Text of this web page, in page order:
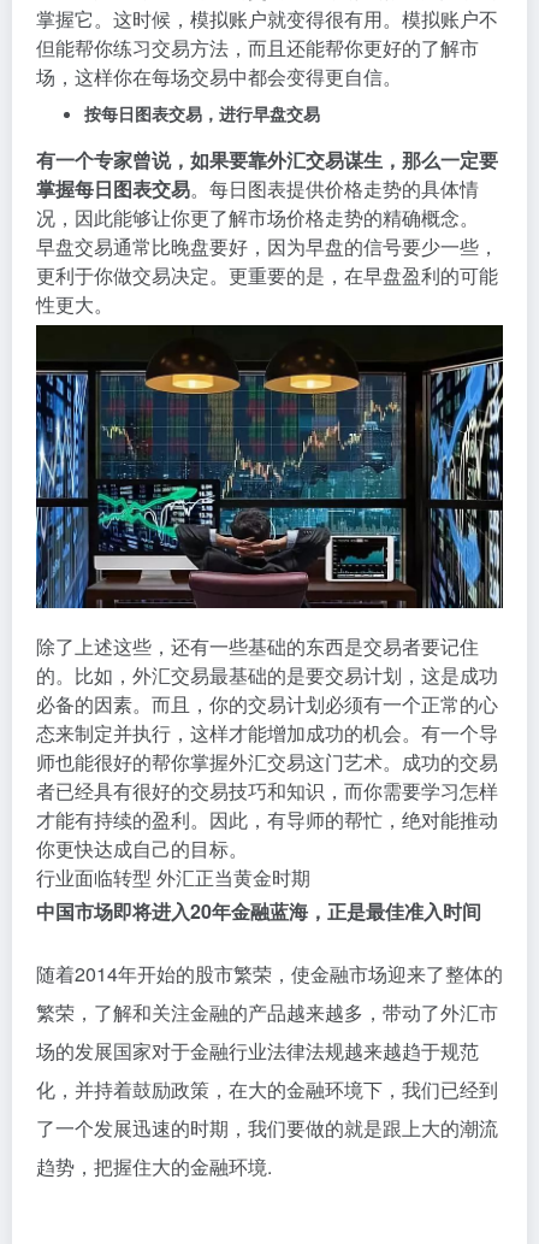
掌握它。这时候，模拟账户就变得很有用。模拟账户不
但能帮你练习交易方法，而且还能帮你更好的了解市
场，这样你在每场交易中都会变得更自信。
按每日图表交易，进行早盘交易
有一个专家曾说，如果要靠外汇交易谋生，那么一定要
掌握每日图表交易。每日图表提供价格走势的具体情
况，因此能够让你更了解市场价格走势的精确概念。
早盘交易通常比晚盘要好，因为早盘的信号要少一些，
更利于你做交易决定。更重要的是，在早盘盈利的可能
性更大。
除了上述这些，还有一些基础的东西是交易者要记住
的。比如，外汇交易最基础的是要交易计划，这是成功
必备的因素。而且，你的交易计划必须有一个正常的心
态来制定并执行，这样才能增加成功的机会。有一个导
师也能很好的帮你掌握外汇交易这门艺术。成功的交易
者已经具有很好的交易技巧和知识，而你需要学习怎样
才能有持续的盈利。因此，有导师的帮忙，绝对能推动
你更快达成自己的目标。
行业面临转型 外汇正当黄金时期
中国市场即将进入20年金融蓝海，正是最佳准入时间
随着2014年开始的股市繁荣，使金融市场迎来了整体的
繁荣，了解和关注金融的产品越来越多，带动了外汇市
场的发展国家对于金融行业法律法规越来越趋于规范
化，并持着鼓励政策，在大的金融环境下，我们已经到
了一个发展迅速的时期，我们要做的就是跟上大的潮流
趋势，把握住大的金融环境.